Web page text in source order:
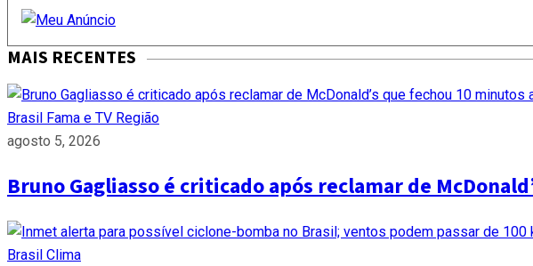
MAIS RECENTES
Brasil Fama e TV Região
agosto 5, 2026
Bruno Gagliasso é criticado após reclamar de
Brasil Clima